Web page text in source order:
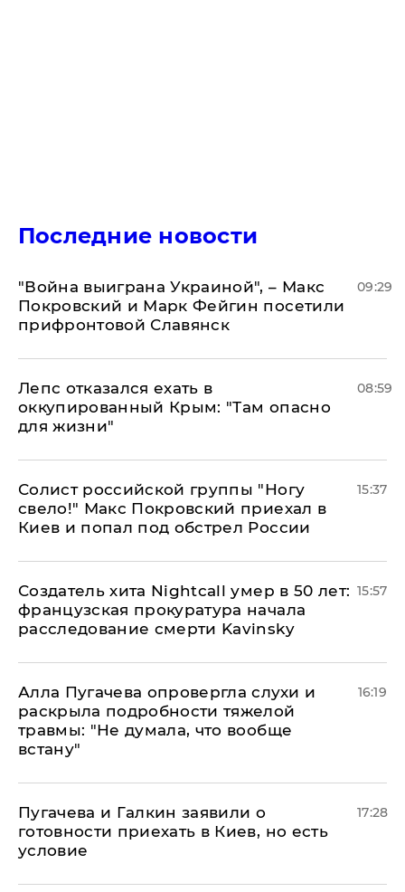
Последние новости
"Война выиграна Украиной", – Макс
Покровский и Марк Фейгин посетили
прифронтовой Славянск
09:29
Лепс отказался ехать в
оккупированный Крым: "Там опасно
для жизни"
08:59
Солист российской группы "Ногу
свело!" Макс Покровский приехал в
Киев и попал под обстрел России
15:37
Создатель хита Nightcall умер в 50 лет:
французская прокуратура начала
расследование смерти Kavinsky
15:57
Алла Пугачева опровергла слухи и
раскрыла подробности тяжелой
травмы: "Не думала, что вообще
встану"
16:19
Пугачева и Галкин заявили о
готовности приехать в Киев, но есть
условие
17:28